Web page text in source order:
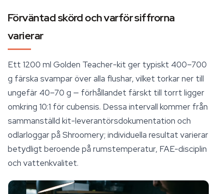
Förväntad skörd och varför siffrorna
varierar
Ett 1200 ml Golden Teacher-kit ger typiskt 400–700
g färska svampar över alla flushar, vilket torkar ner till
ungefär 40–70 g — förhållandet färskt till torrt ligger
omkring 10:1 för cubensis. Dessa intervall kommer från
sammanställd kit-leverantörsdokumentation och
odlarloggar på Shroomery; individuella resultat varierar
betydligt beroende på rumstemperatur, FAE-disciplin
och vattenkvalitet.